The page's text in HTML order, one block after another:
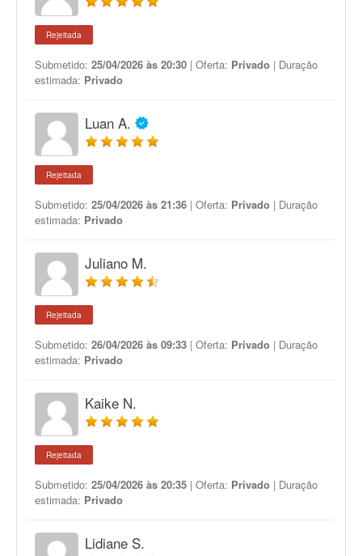
Rejeitada
Submetido: 25/04/2026 às 20:30 | Oferta: Privado | Duração
estimada: Privado
Luan A.
Rejeitada
Submetido: 25/04/2026 às 21:36 | Oferta: Privado | Duração
estimada: Privado
Juliano M.
Rejeitada
Submetido: 26/04/2026 às 09:33 | Oferta: Privado | Duração
estimada: Privado
Kaike N.
Rejeitada
Submetido: 25/04/2026 às 20:35 | Oferta: Privado | Duração
estimada: Privado
Lidiane S.